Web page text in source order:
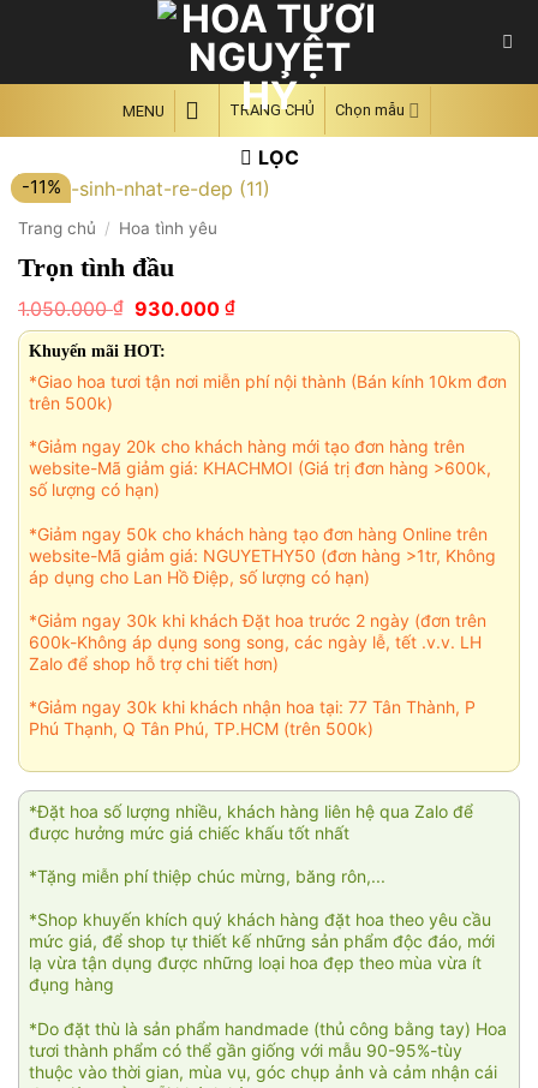
MENU TRANG CHỦ Chọn mẫu
LỌC
-11%
Trang chủ / Hoa tình yêu
Trọn tình đầu
1.050.000₫ Giá
gốc
là:
1.050.000 ₫.
930.000 ₫Giá
hiện
930.000 ₫.
Khuyến mãi HOT:
*Giao hoa tươi tận nơi miễn phí nội thành (Bán kính 10km đơn
trên 500k)
*Giảm ngay 20k cho khách hàng mới tạo đơn hàng trên
website-Mã giảm giá: KHACHMOI (Giá trị đơn hàng >600k,
số lượng có hạn)
*Giảm ngay 50k cho khách hàng tạo đơn hàng Online trên
website-Mã giảm giá: NGUYETHY50 (đơn hàng >1tr, Không
áp dụng cho Lan Hồ Điệp, số lượng có hạn)
*Giảm ngay 30k khi khách Đặt hoa trước 2 ngày (đơn trên
600k-Không áp dụng song song, các ngày lễ, tết .v.v. LH
Zalo để shop hỗ trợ chi tiết hơn)
*Giảm ngay 30k khi khách nhận hoa tại: 77 Tân Thành, P
Phú Thạnh, Q Tân Phú, TP.HCM (trên 500k)
*Đặt hoa số lượng nhiều, khách hàng liên hệ qua Zalo để
được hưởng mức giá chiếc khấu tốt nhất
*Tặng miễn phí thiệp chúc mừng, băng rôn,...
*Shop khuyến khích quý khách hàng đặt hoa theo yêu cầu
mức giá, để shop tự thiết kế những sản phẩm độc đáo, mới
lạ vừa tận dụng được những loại hoa đẹp theo mùa vừa ít
đụng hàng
*Do đặt thù là sản phẩm handmade (thủ công bằng tay) Hoa
tươi thành phẩm có thể gần giống với mẫu 90-95%-tùy
thuộc vào thời gian, mùa vụ, góc chụp ảnh và cảm nhận cái